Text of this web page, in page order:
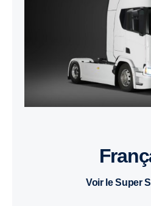
Voir le Super